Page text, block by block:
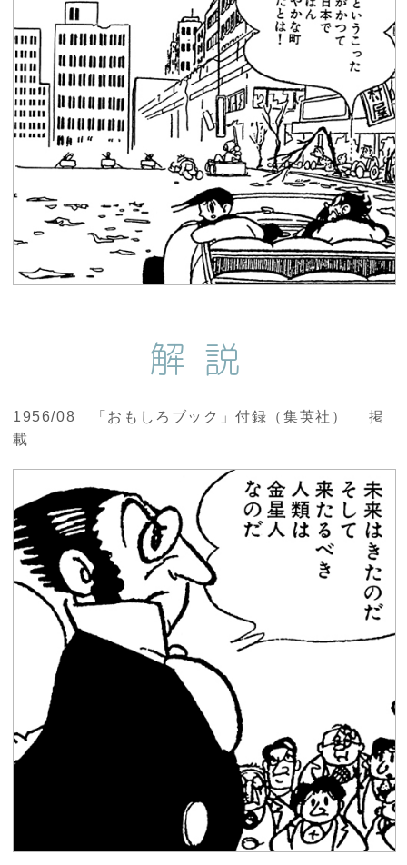
解説
1956/08 「おもしろブック」付録（集英社） 掲
載